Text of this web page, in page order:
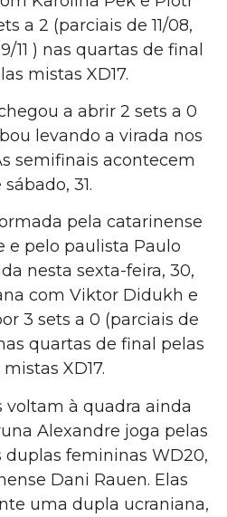
a 2 (parciais de 11/08,
11 ) nas quartas de final
mistas XD17.
a abrir 2 sets a 0
levando a virada nos
semifinais acontecem
31.
pela catarinense
e pelo paulista Paulo
nesta sexta-feira, 30,
com Viktor Didukh e
3 sets a 0 (parciais de
nas quartas de final pelas
XD17.
voltam à quadra ainda
Alexandre joga pelas
femininas WD20,
Dani Rauen. Elas
uma dupla ucraniana,